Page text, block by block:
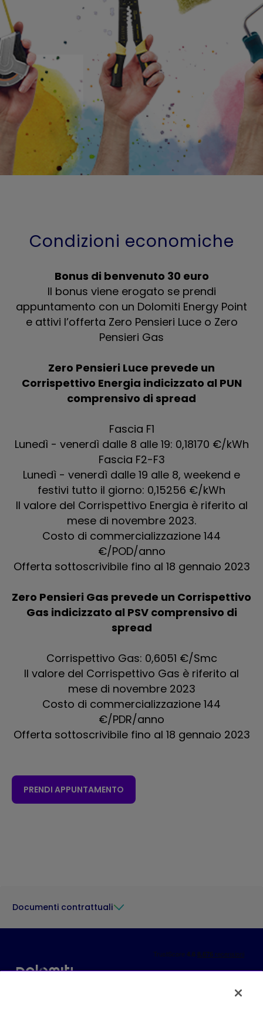
Condizioni economiche
Bonus di benvenuto 30 euro
Il bonus viene erogato se prendi
appuntamento con un Dolomiti Energy Point
e attivi l’offerta Zero Pensieri Luce o Zero
Pensieri Gas
Zero Pensieri Luce prevede un
Corrispettivo Energia indicizzato al PUN
comprensivo di spread
Fascia F1
Lunedì - venerdì dalle 8 alle 19: 0,18170 €/kWh
Fascia F2-F3
Lunedì - venerdì dalle 19 alle 8, weekend e
festivi tutto il giorno: 0,15256 €/kWh
Il valore del Corrispettivo Energia è riferito al
mese di novembre 2023.
Costo di commercializzazione 144
€/POD/anno
Offerta sottoscrivibile fino al 18 gennaio 2023
Zero Pensieri Gas prevede un Corrispettivo
Gas indicizzato al PSV comprensivo di
spread
Corrispettivo Gas: 0,6051 €/Smc
Il valore del Corrispettivo Gas è riferito al
mese di novembre 2023
Costo di commercializzazione 144
€/PDR/anno
Offerta sottoscrivibile fino al 18 gennaio 2023
PRENDI APPUNTAMENTO
Documenti contrattuali